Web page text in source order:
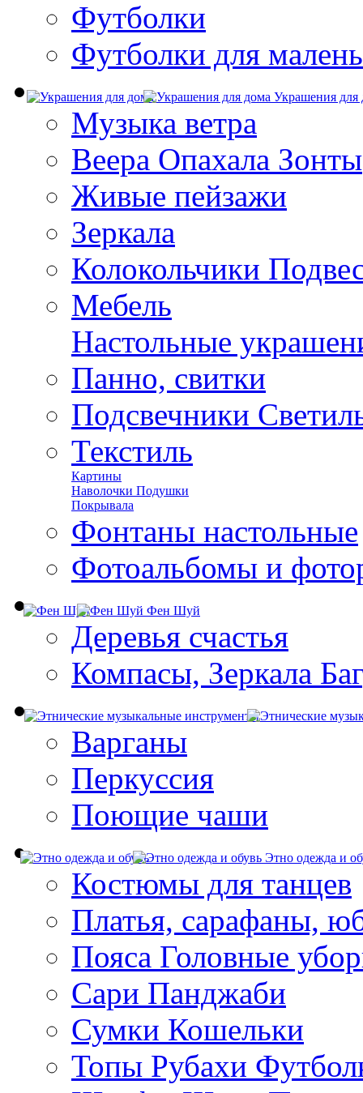
Футболки
Футболки для
Украшения для
Музыка ветра
Веера Опахала Зонты
Живые пейзажи
Зеркала
Колокольчики
Мебель
Настольные
Панно, свитки
Подсвечники
Текстиль
Картины
Наволочки Подушки
Покрывала
Фонтаны настольные
Фотоальбомы и
Фен Шуй
Деревья счастья
Компасы, Зеркала
Варганы
Перкуссия
Поющие чаши
Этно одежда и
Костюмы для танцев
Платья, сарафаны,
Пояса Головные
Сари Панджаби
Сумки Кошельки
Топы Рубахи